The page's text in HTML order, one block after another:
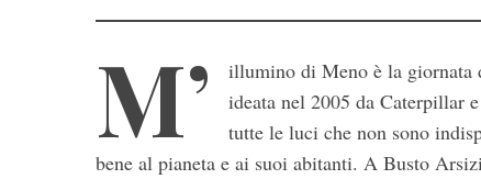
M’
illumino di Meno è la giornata
ideata nel 2005 da Caterpillar
tutte le luci che non sono
bene al pianeta e ai suoi abitanti. A Busto